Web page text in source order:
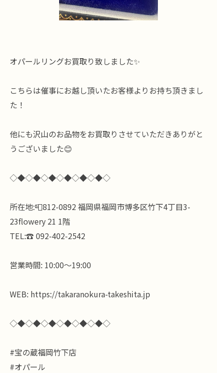
オパールリングお買取り致しました✨
こちらは催事にお越し頂いたお客様よりお持ち頂きまし
た！
他にも沢山のお品物をお買取りさせていただきありがと
うございました😊
◇◆◇◆◇◆◇◆◇◆◇◆◇
所在地:📮812-0892 福岡県福岡市博多区竹下4丁目3-
23flowery 21 1階
TEL:☎️ 092-402-2542
営業時間: 10:00〜19:00
WEB: https://takaranokura-takeshita.jp
◇◆◇◆◇◆◇◆◇◆◇◆◇
#宝の蔵福岡竹下店
#オパール